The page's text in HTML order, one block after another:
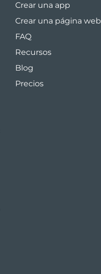
Crear una app
Crear una página web
FAQ
Recursos
Blog
Precios